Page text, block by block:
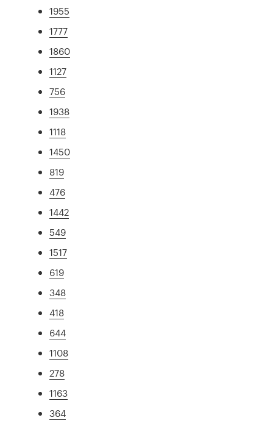
1955
1777
1860
1127
756
1938
1118
1450
819
476
1442
549
1517
619
348
418
644
1108
278
1163
364